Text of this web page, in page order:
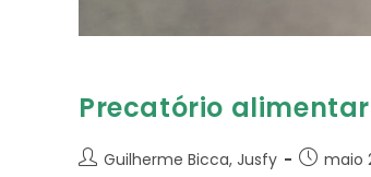
Precatório
Guilherme Bicca, Jusfy maio